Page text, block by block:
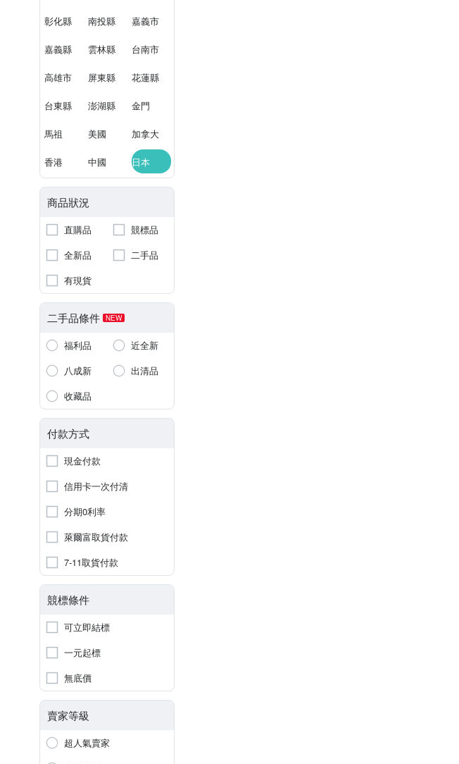
彰化縣 南投縣 嘉義市
嘉義縣 雲林縣 台南市
高雄市 屏東縣 花蓮縣
台東縣 澎湖縣 金門
馬祖 美國 加拿大
香港 中國 日本
商品狀況
直購品
競標品
全新品
二手品
有現貨
二手品條件 NEW
福利品
近全新
八成新
出清品
收藏品
付款方式
現金付款
信用卡一次付清
分期0利率
萊爾富取貨付款
7-11取貨付款
競標條件
可立即結標
一元起標
無底價
賣家等級
超人氣賣家